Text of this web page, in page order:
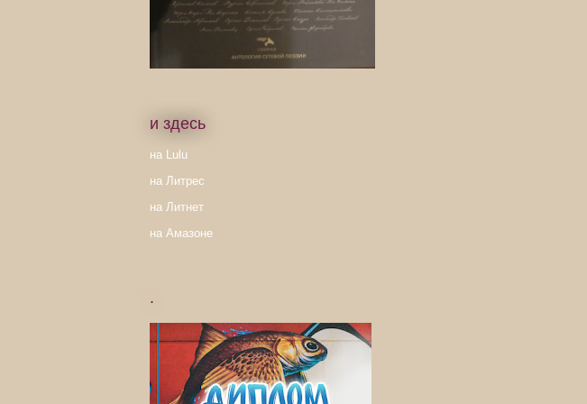
и здесь
на Lulu
на Литрес
на Литнет
на Амазоне
.